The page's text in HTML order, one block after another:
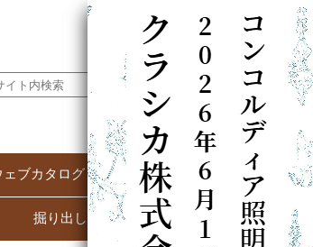
ェブカタログ（PC用）
掘り出し市